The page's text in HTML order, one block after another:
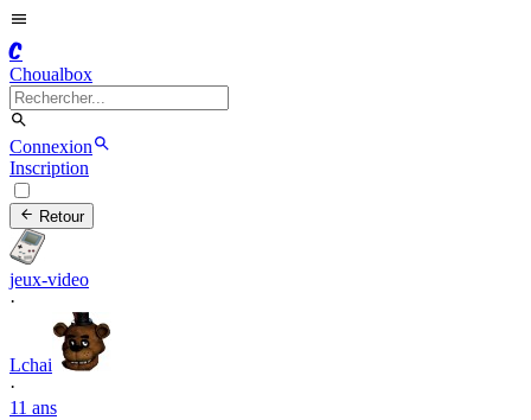
C
Choualbox
Connexion
Inscription
Retour
jeux-video
·
Lchai
·
11 ans